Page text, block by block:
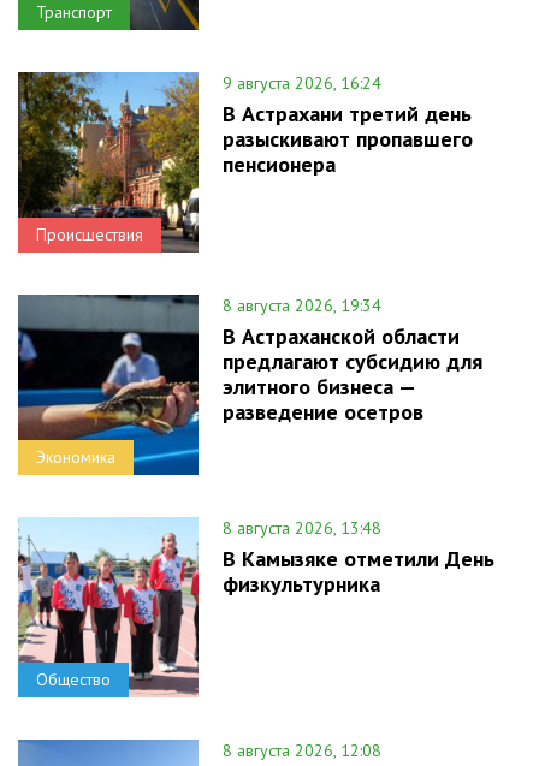
Транспорт
Происшествия
9 августа 2026, 16:24
В Астрахани третий день
разыскивают пропавшего
пенсионера
Экономика
8 августа 2026, 19:34
В Астраханской области
предлагают субсидию для
элитного бизнеса —
разведение осетров
Общество
8 августа 2026, 13:48
В Камызяке отметили День
физкультурника
8 августа 2026, 12:08